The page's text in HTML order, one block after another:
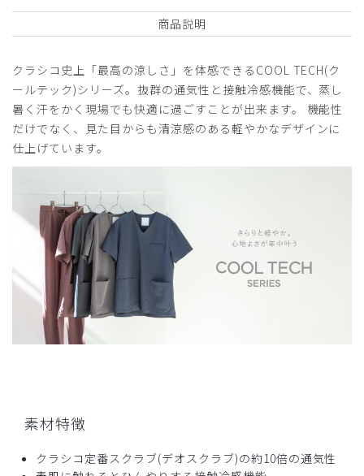
ご購入者様
購入確認済み
2026-06-20
年齢: 20代 身長:166-170cm 体重:61-65kg
とても薄い
涼しいが、透けやすく、恥ずかしくてあまり着てない。その
ため、着る時は白衣か上着を着ている。
商品：A49メンズ:スクラブトップス・クールテック/デ
ィープネイビー/XL
役に立った 0
購入確認済み
サイズ感小さめ
大きめ
商品説明
クラシコ史上「最高の涼しさ」を体感できるCOOL TECH(ク
ールテック)シリーズ。抜群の通気性と接触冷感機能で、蒸し
暑く汗をかく現場でも快適に過ごすことが出来ます。 機能性
だけでなく、見た目からも清涼感のある軽やかなデザインに
仕上げています。
素材特徴
クラシコ定番スクラブ(デオスクラブ)の約10倍の通気性